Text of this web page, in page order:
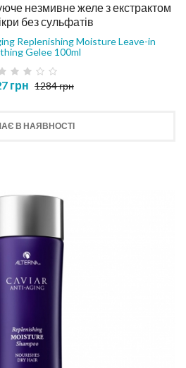
незмивне желе з екстрактом
без сульфатів
Replenishing Moisture Leave-in
Gelee 100ml
грн 1284 грн
В НАЯВНОСТІ